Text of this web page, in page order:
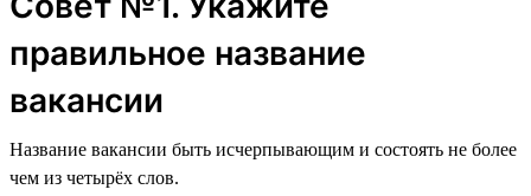
правильное название
вакансии
Название вакансии быть исчерпывающим и состоять не более
чем из четырёх слов.